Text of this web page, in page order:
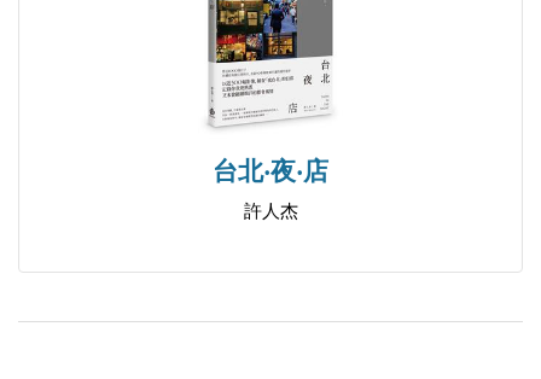
台北‧夜‧店
許人杰